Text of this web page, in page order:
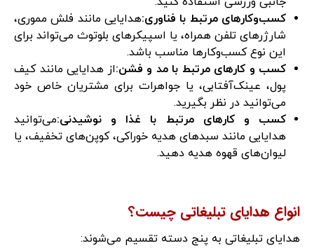
کسب‌وکارهای مرتبط با فناوری:هدایایی مانند فلش مموری،
شارژرهای تلفن همراه، یا اسپیکرهای بلوتوث می‌تواند برای
این نوع کسب‌وکارها مناسب باشد.
کسب‌ و کارهای مرتبط با مد و فشن:از هدایایی مانند کیف
پول، عینک‌آفتابی، یا جواهرات برای مشتریان خاص خود
می‌توانید در نظر بگیرید.
کسب‌ و کارهای مرتبط با غذا و نوشیدنی:می‌توانید
هدایایی مانند سبدهای هدیه خوراکی، کوپن‌های تخفیف، یا
لیوان‌های قهوه هدیه دهید.
انواع هدایای تبلیغاتی چیست؟
هدایای تبلیغاتی به پنج دسته تقسیم می‌شوند: